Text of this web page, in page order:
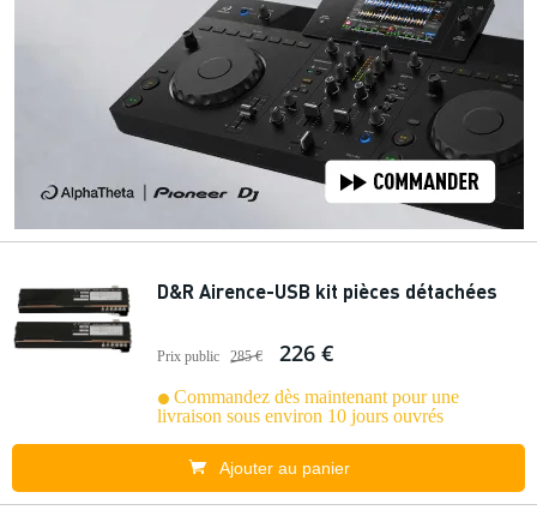
D&R Airence-USB kit pièces détachées
Prix public 285 € 226 €
Commandez dès maintenant pour une
livraison sous environ 10 jours ouvrés
Ajouter au panier